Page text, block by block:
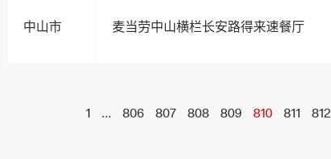
中山市 麦当劳中山横栏长安路得来速餐厅
1 ... 806 807 808 809 810 811 812